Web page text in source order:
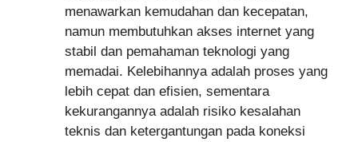
menawarkan kemudahan dan kecepatan,
namun membutuhkan akses internet yang
stabil dan pemahaman teknologi yang
memadai. Kelebihannya adalah proses yang
lebih cepat dan efisien, sementara
kekurangannya adalah risiko kesalahan
teknis dan ketergantungan pada koneksi